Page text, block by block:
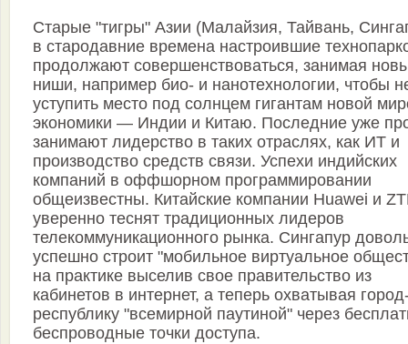
Старые "тигры" Азии (Малайзия, Тайвань,
в стародавние времена настроившие
продолжают совершенствоваться, занимая
ниши, например био- и нанотехнологии, чтобы
уступить место под солнцем гигантам новой
экономики — Индии и Китаю. Последние уже
занимают лидерство в таких отраслях, как ИТ и
производство средств связи. Успехи индийских
компаний в оффшорном программировании
общеизвестны. Китайские компании Huawei и
уверенно теснят традиционных лидеров
телекоммуникационного рынка. Сингапур
успешно строит "мобильное виртуальное
на практике выселив свое правительство из
кабинетов в интернет, а теперь охватывая
республику "всемирной паутиной" через
беспроводные точки доступа.